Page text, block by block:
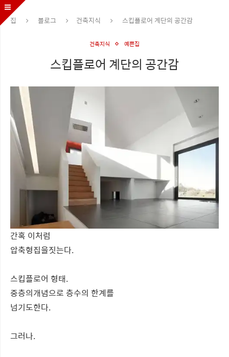
집 블로그 건축지식 스킵플로어 계단의 공간감
건축지식 예쁜집
스킵플로어 계단의 공간감
간혹 이처럼
압축형집을짓는다.
스킵플로어 형태.
중층의개념으로 층수의 한계를
넘기도한다.
그러나.